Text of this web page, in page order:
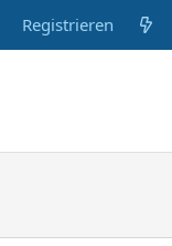
Registrieren